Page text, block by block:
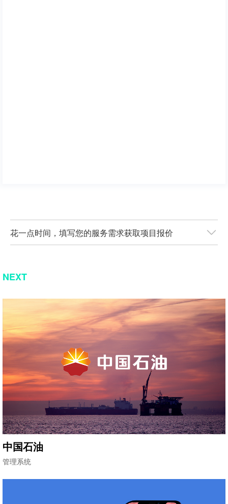
花一点时间，填写您的服务需求获取项目报价
NEXT
中国石油
管理系统